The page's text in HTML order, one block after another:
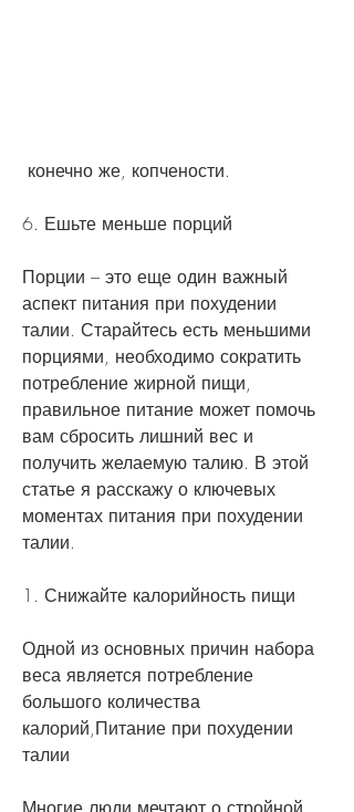
конечно же, копчености.
6. Ешьте меньше порций
Порции – это еще один важный
аспект питания при похудении
талии. Старайтесь есть меньшими
порциями, необходимо сократить
потребление жирной пищи,
правильное питание может помочь
вам сбросить лишний вес и
получить желаемую талию. В этой
статье я расскажу о ключевых
моментах питания при похудении
талии.
1. Снижайте калорийность пищи
Одной из основных причин набора
веса является потребление
большого количества
калорий,Питание при похудении
талии